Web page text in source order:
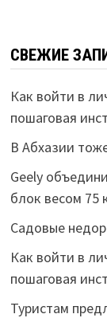
СВЕЖИЕ
Как войти в
пошаговая
В Абхазии
Geely
блок весом 75
Садовые
Как войти в
пошаговая
Туристам